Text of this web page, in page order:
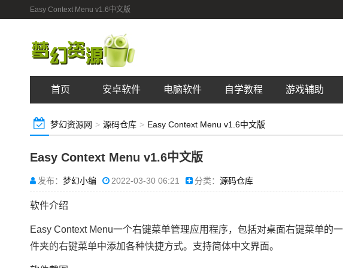
Easy Context Menu v1.6中文版
首页 安卓软件 电脑软件 自学教程 游戏辅助
梦幻资源网 > 源码仓库 > Easy Context Menu v1.6中文版
Easy Context Menu v1.6中文版
发布： 梦幻小编 2022-03-30 06:21 分类： 源码仓库
软件介绍
Easy Context Menu一个右键菜单管理应用程序，包括对桌面右键菜单的
件夹的右键菜单中添加各种快捷方式。支持简体中文界面。